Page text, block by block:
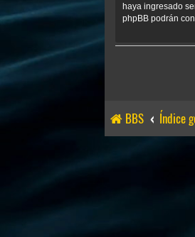
haya ingresado
phpBB podrán
BBS Índice